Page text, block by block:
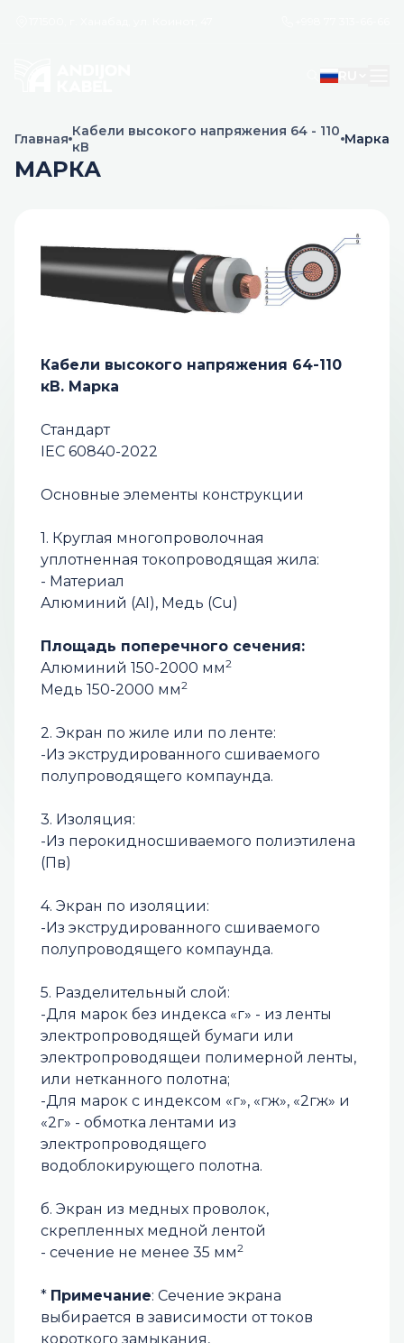
Главная Кабели высокого напряжения 64 - 110
кВ
Марка
МАРКА
Кабели высокого напряжения 64-110
кВ. Марка
Стандарт
IEC 60840-2022
Основные элементы конструкции
1. Круглая многопроволочная
уплотненная токопроводящая жила:
- Материал
Алюминий (AI), Медь (Cu)
Площадь поперечного сечения:
Алюминий 150-2000 мм2
Медь 150-2000 мм2
2. Экран по жиле или по ленте:
-Из экструдированного сшиваемого
полупроводящего компаунда.
3. Изоляция:
-Из перокидносшиваемого полиэтилена
(Пв)
4. Экран по изоляции:
-Из экструдированного сшиваемого
полупроводящего компаунда.
5. Разделительный слой:
-Для марок без индекса «г» - из ленты
электропроводящей бумаги или
электропроводящеи полимерной ленты,
или нетканного полотна;
-Для марок с индексом «г», «гж», «2гж» и
«2г» - обмотка лентами из
электропроводящего
водоблокирующего полотна.
б. Экран из медных проволок,
скрепленных медной лентой
- сечение не менее 35 мм2
* Примечание: Сечение экрана
выбирается в зависимости от токов
короткого замыкания,